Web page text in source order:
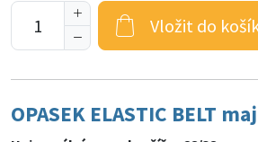
Vložit do
OPASEK ELASTIC BELT